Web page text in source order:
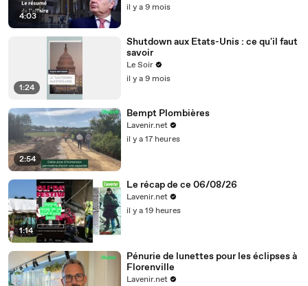
4:03
il y a 9 mois
1:24
Shutdown aux Etats-Unis : ce qu'il faut
savoir
Le Soir
il y a 9 mois
2:54
Bempt Plombières
Lavenir.net
il y a 17 heures
1:14
Le récap de ce 06/08/26
Lavenir.net
il y a 19 heures
Pénurie de lunettes pour les éclipses à
Florenville
Lavenir.net